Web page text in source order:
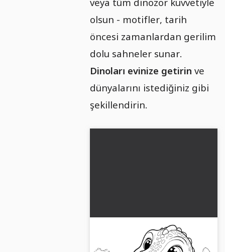
olsun - motifler, tarih
öncesi zamanlardan gerilim
dolu sahneler sunar.
Dinoları evinize getirin ve
dünyalarını istediğiniz gibi
şekillendirin.
Bebek dinozor yeşil vadide
savaşıyor (boyama resmi)